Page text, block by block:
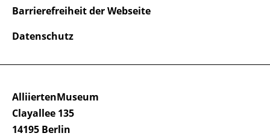
AlliiertenMuseum
Clayallee 135
14195 Berlin
Barrierefreiheit der Webseite
Datenschutz